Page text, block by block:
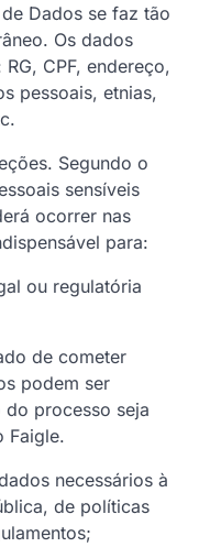
Dados se faz tão
Os dados
CPF, endereço,
pessoais, etnias,
Segundo o
sensíveis
ocorrer nas
para:
ou regulatória
de cometer
podem ser
processo seja
Faigle.
necessários à
de políticas